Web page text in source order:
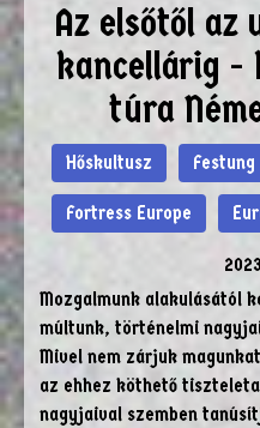
Az elsőtől az
kancellárig
túra
Hőskultusz
Fortress Europe
Mozgalmunk alakulásától
múltunk, történelmi
Mivel nem zárjuk
az ehhez köthető
nagyjaival szemben